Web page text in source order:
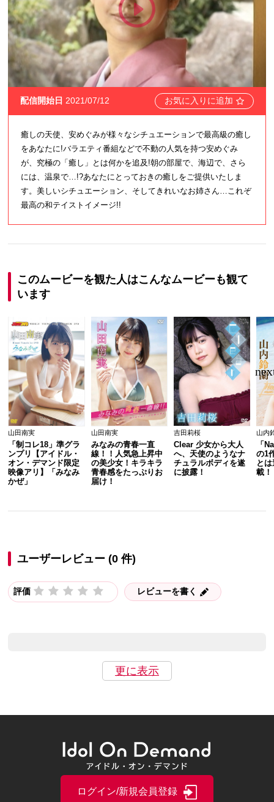
配信開始日 2021/07/12 お気に入りに追加
癒しの天使、安めぐみが様々なシチュエーションで最高級の癒し
をあなたに!バラエティ番組などで不動の人気を持つ安めぐみ
が、究極の「癒し」とは何かを追及!朝の部屋で、海辺で、さら
には、温泉で…!?あなたにとっておきの癒しをご提供いたしま
す。美しいシチュエーション、そしてきれいなお姉さん…これぞ
最高の和テイストイメージ!!
このムービーを観た人はこんなムービーも観て
います
山田南実
「制コレ18」準グラ
ンプリ【アイドル・
オン・デマンド限定
映像アリ】「みなみ
かぜ」
山田南実
みなみの青春一直
線！！人気急上昇中
の美少女！キラキラ
青春感をたっぷりお
届け！
吉田莉桜
Clear 少女から大人
へ、天使のようなナ
チュラルボディを遂
に披露！
山内
「
の1
と
載！
ユーザーレビュー (0 件)
評価 レビューを書く
更に表示
ログイン/新規会員登録